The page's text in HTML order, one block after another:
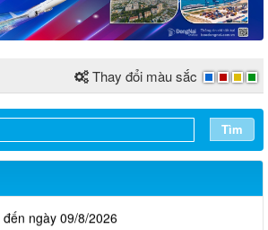
Thay đổi màu sắc
Tìm
ngày 09/8/2026